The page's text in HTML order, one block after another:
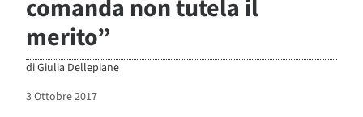
comanda non tutela il
merito”
diGiulia Dellepiane
3 Ottobre 2017